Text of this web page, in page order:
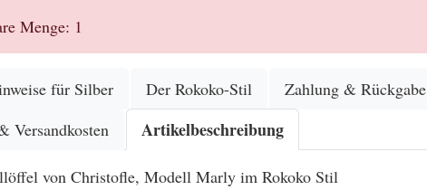
Menge: 1
für Silber Der Rokoko-Stil
Zahlung & Rückgabe
Versandkosten
Artikelbeschreibung
von Christofle, Modell Marly im Rokoko Stil